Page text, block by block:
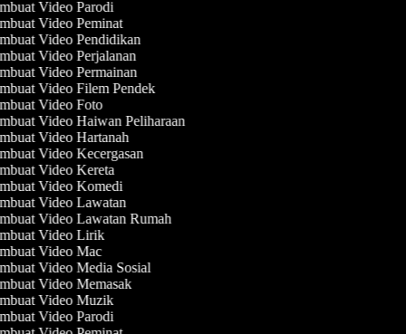
Video Parodi
Video Peminat
Video Pendidikan
Video Perjalanan
Video Permainan
Video Filem Pendek
Video Foto
Video Haiwan Peliharaan
Video Hartanah
Video Kecergasan
Video Kereta
Video Komedi
Video Lawatan
Video Lawatan Rumah
Video Lirik
Video Mac
Video Media Sosial
Video Memasak
Video Muzik
Video Parodi